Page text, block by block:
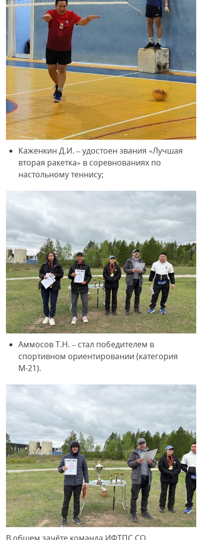
Каженкин Д.И. – удостоен звания «Лучшая
вторая ракетка» в соревнованиях по
настольному теннису;
Аммосов Т.Н. – стал победителем в
спортивном ориентировании (категория
М-21).